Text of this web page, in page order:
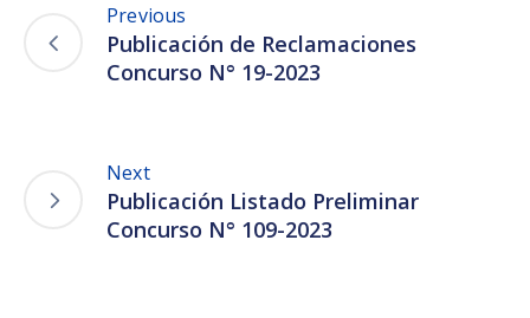
Previous
Publicación de Reclamaciones
Concurso N° 19-2023
Next
Publicación Listado Preliminar
Concurso N° 109-2023